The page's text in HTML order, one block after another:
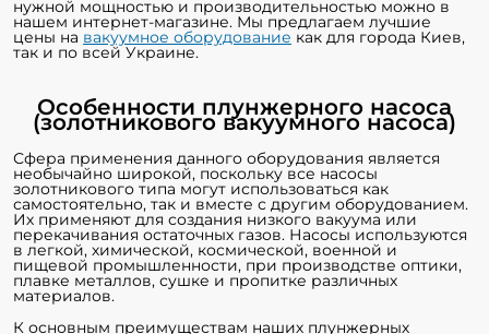
нужной мощностью и производительностью можно в
нашем интернет-магазине. Мы предлагаем лучшие
цены на вакуумное оборудование как для города Киев,
так и по всей Украине.
Особенности плунжерного насоса
(золотникового вакуумного насоса)
Сфера применения данного оборудования является
необычайно широкой, поскольку все насосы
золотникового типа могут использоваться как
самостоятельно, так и вместе с другим оборудованием.
Их применяют для создания низкого вакуума или
перекачивания остаточных газов. Насосы используются
в легкой, химической, космической, военной и
пищевой промышленности, при производстве оптики,
плавке металлов, сушке и пропитке различных
материалов.
К основным преимуществам наших плунжерных